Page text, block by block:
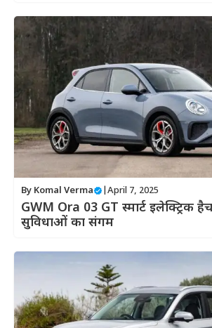
By Komal Verma April 7, 2025
GWM Ora 03 GT स्मार्ट इलेक्ट्रिक
सुविधाओं का संगम